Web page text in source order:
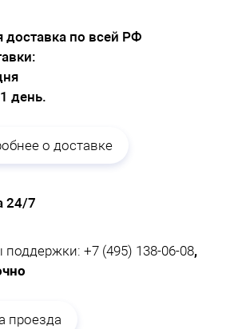
доставка по всей РФ
день.
о доставке
24/7
поддержки: +7 (495) 138-06-08,
проезда